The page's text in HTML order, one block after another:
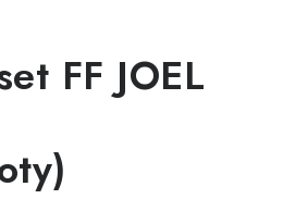
FF JOEL